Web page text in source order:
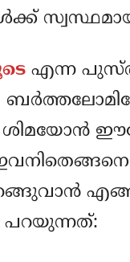
എന്ന
പറയുന്നത്: